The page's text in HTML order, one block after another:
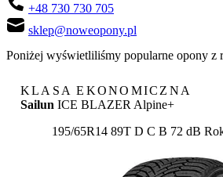
+48 730 730 705
sklep@noweopony.pl
Poniżej wyświetliliśmy popularne opony z
KLASA EKONOMICZNA
Sailun ICE BLAZER Alpine+
195/65R14 89T Etykieta:
D C B 72 dB